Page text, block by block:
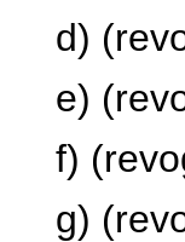
d)
e)
f)
g)